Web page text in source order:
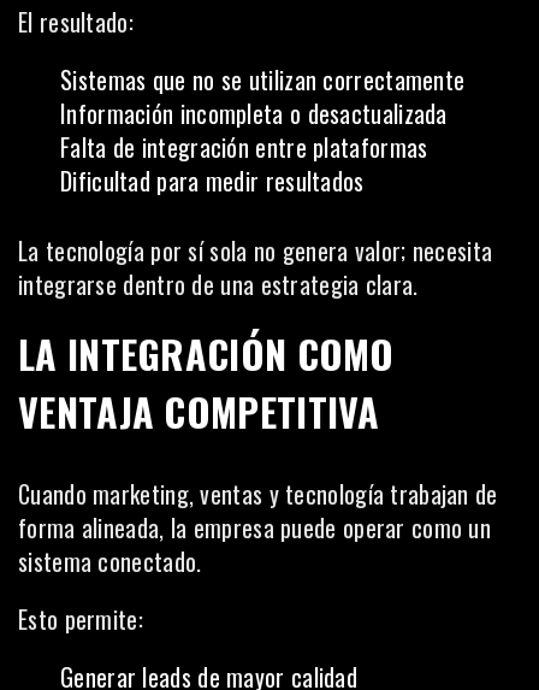
El resultado:
Sistemas que no se utilizan correctamente
Información incompleta o desactualizada
Falta de integración entre plataformas
Dificultad para medir resultados
La tecnología por sí sola no genera valor; necesita
integrarse dentro de una estrategia clara.
LA INTEGRACIÓN COMO
VENTAJA COMPETITIVA
Cuando marketing, ventas y tecnología trabajan de
forma alineada, la empresa puede operar como un
sistema conectado.
Esto permite:
Generar leads de mayor calidad